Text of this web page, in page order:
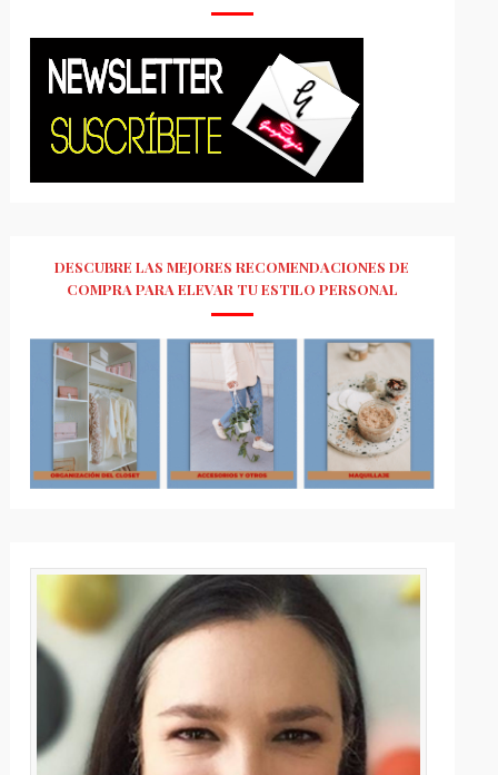
DESCUBRE LAS MEJORES RECOMENDACIONES DE
COMPRA PARA ELEVAR TU ESTILO PERSONAL